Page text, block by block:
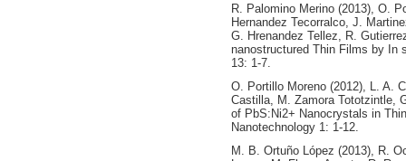
R. Palomino Merino (2013), O.
Hernandez Tecorralco, J.
G. Hrenandez Tellez, R.
nanostructured Thin Films by In
13: 1-7.
O. Portillo Moreno (2012), L. A.
Castilla, M. Zamora Tototzintle,
of PbS:Ni2+ Nanocrystals in
Nanotechnology 1: 1-12.
M. B. Ortuño López (2013), R.